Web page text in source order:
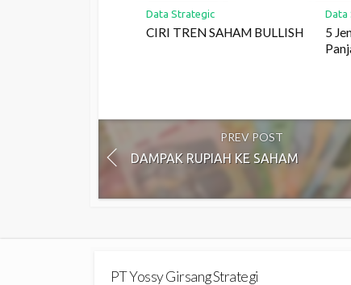
Data Strategic
CIRI TREN SAHAM BULLISH
Data
5
PREV POST
DAMPAK RUPIAH KE SAHAM
PT Yossy Girsang Strategi